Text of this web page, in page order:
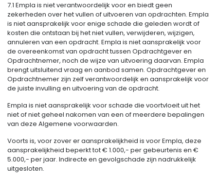
7.1 Empla is niet verantwoordelijk voor en biedt geen
zekerheden over het vullen of uitvoeren van opdrachten. Empla
is niet aansprakelijk voor enige schade die geleden wordt of
kosten die ontstaan bij het niet vullen, verwijderen, wijzigen,
annuleren van een opdracht. Empla is niet aansprakelijk voor
de overeenkomst van opdracht tussen Opdrachtgever en
Opdrachtnemer, noch de wijze van uitvoering daarvan. Empla
brengt uitsluitend vraag en aanbod samen. Opdrachtgever en
Opdrachtnemer zijn zelf verantwoordelijk en aansprakelijk voor
de juiste invulling en uitvoering van de opdracht.
Empla is niet aansprakelijk voor schade die voortvloeit uit het
niet of niet geheel nakomen van een of meerdere bepalingen
van deze Algemene voorwaarden.
Voorts is, voor zover er aansprakelijkheid is voor Empla, deze
aansprakelijkheid beperkt tot € 1.000,- per gebeurtenis en €
5.000,- per jaar. Indirecte en gevolgschade zijn nadrukkelijk
uitgesloten.